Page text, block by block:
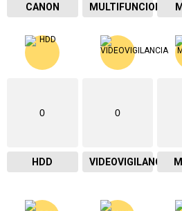
CANON MULTIFUNCIONAL
0
HDD
0
VIDEOVIGILANCIA